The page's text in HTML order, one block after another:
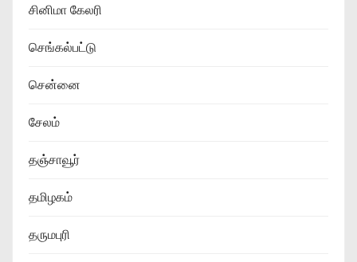
சினிமா கேலரி
செங்கல்பட்டு
சென்னை
சேலம்
தஞ்சாவூர்
தமிழகம்
தருமபுரி